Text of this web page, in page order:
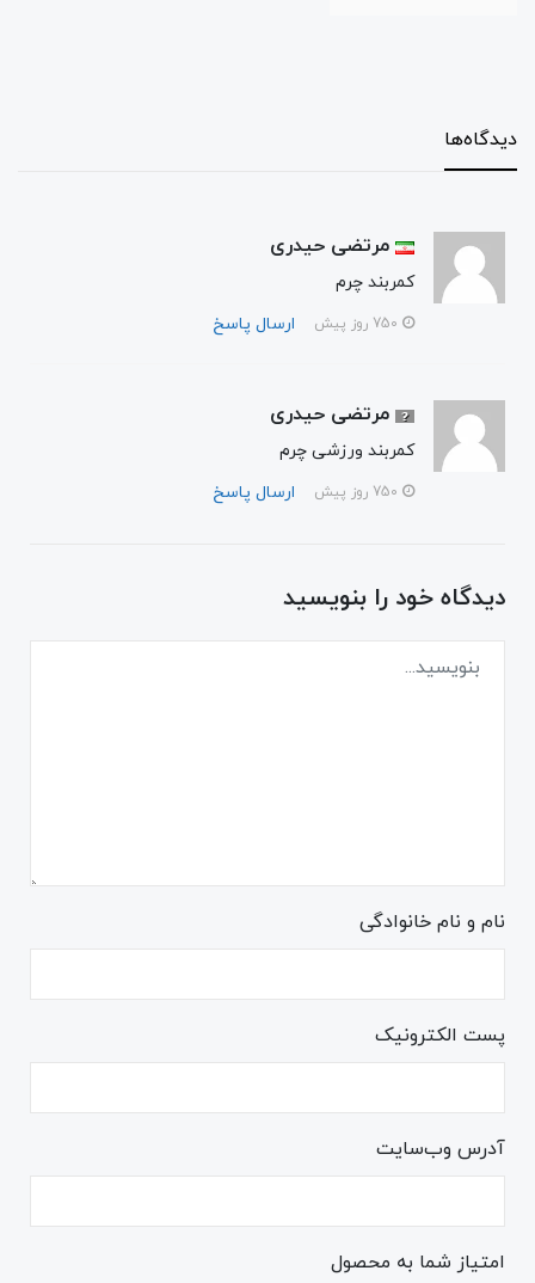
دیدگاه‌ها
مرتضی حیدری
کمربند چرم
ارسال پاسخ
مرتضی حیدری
کمربند ورزشی چرم
ارسال پاسخ
دیدگاه خود را بنویسید
نام و نام خانوادگی
پست الکترونیک
آدرس وب‌سایت
امتیاز شما به محصول